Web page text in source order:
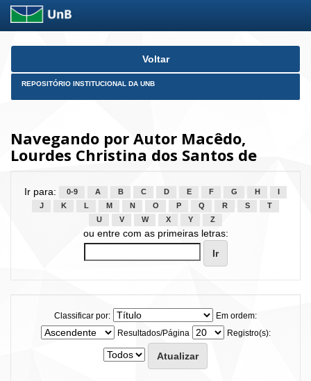
Skip
Voltar
REPOSITÓRIO INSTITUCIONAL DA UNB
Navegando por Autor Macêdo,
Lourdes Christina dos Santos de
Ir para: 0-9 A B C D E F G H
J
K L M N O P Q R S
T
U
V W X Y Z
ou entre com as primeiras letras:
Classificar por:
Em ordem:
Resultados/Página
Registro(s):